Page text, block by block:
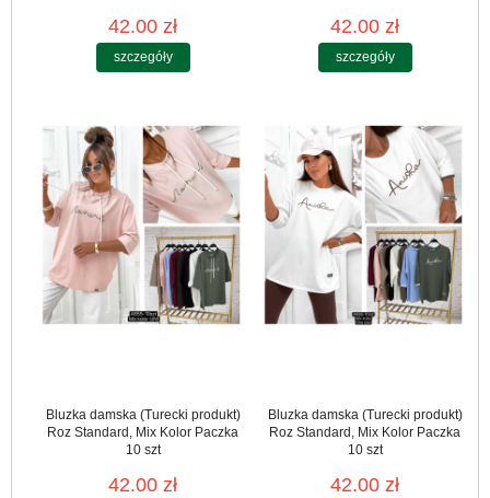
42.00 zł
szczegóły
42.00 zł
szczegóły
Bluzka damska (Turecki produkt)
Roz Standard, Mix Kolor Paczka
10 szt
42.00 zł
Bluzka damska (Turecki produkt)
Roz Standard, Mix Kolor Paczka
10 szt
42.00 zł